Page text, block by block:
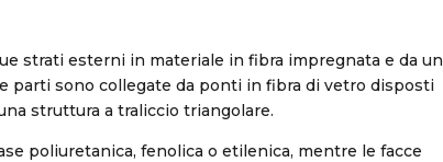
strati esterni in materiale in fibra impregnata e da un
parti sono collegate da ponti in fibra di vetro disposti
struttura a traliccio triangolare.
poliuretanica, fenolica o etilenica, mentre le facce